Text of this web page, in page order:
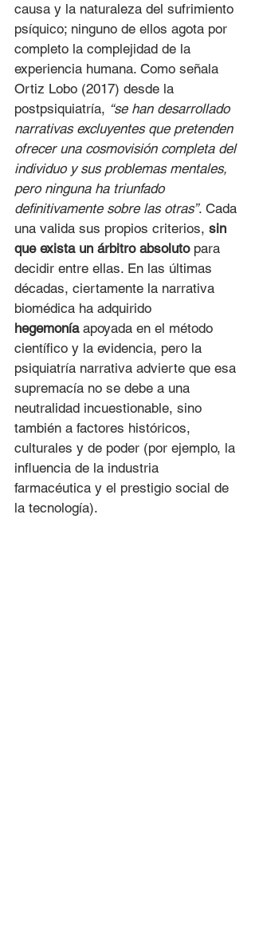
causa y la naturaleza del sufrimiento
psíquico; ninguno de ellos agota por
completo la complejidad de la
experiencia humana. Como señala
Ortiz Lobo (2017) desde la
postpsiquiatría, “se han desarrollado
narrativas excluyentes que pretenden
ofrecer una cosmovisión completa del
individuo y sus problemas mentales,
pero ninguna ha triunfado
definitivamente sobre las otras”. Cada
una valida sus propios criterios, sin
que exista un árbitro absoluto para
decidir entre ellas. En las últimas
décadas, ciertamente la narrativa
biomédica ha adquirido
hegemonía apoyada en el método
científico y la evidencia, pero la
psiquiatría narrativa advierte que esa
supremacía no se debe a una
neutralidad incuestionable, sino
también a factores históricos,
culturales y de poder (por ejemplo, la
influencia de la industria
farmacéutica y el prestigio social de
la tecnología).